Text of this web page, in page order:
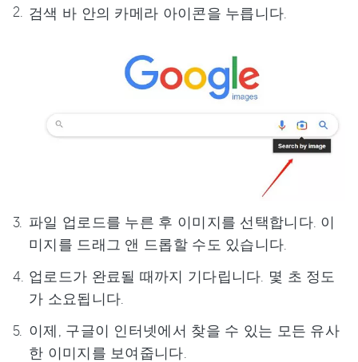
검색 바 안의 카메라 아이콘을 누릅니다.
파일 업로드를 누른 후 이미지를 선택합니다. 이
미지를 드래그 앤 드롭할 수도 있습니다.
업로드가 완료될 때까지 기다립니다. 몇 초 정도
가 소요됩니다.
이제, 구글이 인터넷에서 찾을 수 있는 모든 유사
한 이미지를 보여줍니다.